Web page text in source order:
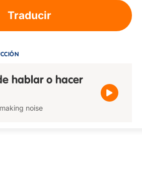
Traducir
hablar o hacer
noise